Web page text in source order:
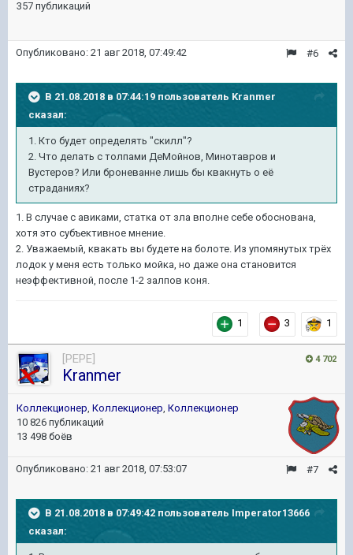
357 публикаций
#6
Опубликовано: 21 авг 2018, 07:49:42
В 21.08.2018 в 07:44:19 пользователь Kranmer
сказал:
1. Кто будет определять "скилл"?
2. Что делать с толпами ДеМойнов, Минотавров и
Вустеров? Или броневанне лишь бы квакнуть о её
страданиях?
1. В случае с авиками, статка от зла вполне себе обоснована,
хотя это субъективное мнение.
2. Уважаемый, квакать вы будете на болоте. Из упомянутых трёх
лодок у меня есть только мойка, но даже она становится
неэффективной, после 1-2 залпов коня.
1 3 1
4 702
[PEPE]
Kranmer
Коллекционер, Коллекционер, Коллекционер
10 826 публикаций
13 498 боёв
#7
Опубликовано: 21 авг 2018, 07:53:07
В 21.08.2018 в 07:49:42 пользователь Imperator13666
сказал: